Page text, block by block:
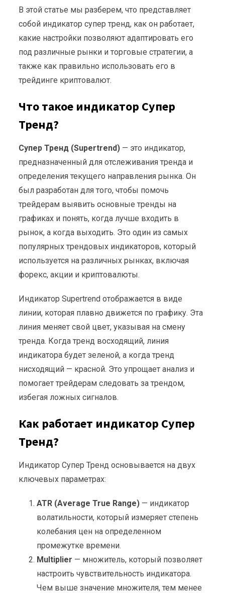
В этой статье мы разберем, что представляет
собой индикатор супер тренд, как он работает,
какие настройки позволяют адаптировать его
под различные рынки и торговые стратегии, а
также как правильно использовать его в
трейдинге криптовалют.
Что такое индикатор Супер
Тренд?
Супер Тренд (Supertrend) — это индикатор,
предназначенный для отслеживания тренда и
определения текущего направления рынка. Он
был разработан для того, чтобы помочь
трейдерам выявить основные тренды на
графиках и понять, когда лучше входить в
рынок, а когда выходить. Это один из самых
популярных трендовых индикаторов, который
используется на различных рынках, включая
форекс, акции и криптовалюты.
Индикатор Supertrend отображается в виде
линии, которая плавно движется по графику. Эта
линия меняет свой цвет, указывая на смену
тренда. Когда тренд восходящий, линия
индикатора будет зеленой, а когда тренд
нисходящий — красной. Это упрощает анализ и
помогает трейдерам следовать за трендом,
избегая ложных сигналов.
Как работает индикатор Супер
Тренд?
Индикатор Супер Тренд основывается на двух
ключевых параметрах:
ATR (Average True Range) — индикатор
волатильности, который измеряет степень
колебания цен на определенном
промежутке времени.
Multiplier — множитель, который позволяет
настроить чувствительность индикатора.
Чем выше значение множителя, тем менее